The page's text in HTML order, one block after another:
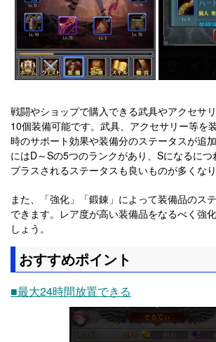
戦闘やショップで購入できる武具やアクセサ
10個装備可能です。武具、アクセサリー等を
時のサポート効果や装備分のステータスが追
にはD～Sの5つのランクがあり、Sになるにつ
プラスされるステータスも良いものが多くなり
また、「強化」「鍛錬」によって装備品のス
できます。レア度が高い装備品をなるべく強
しょう。
おすすめポイント
■最大24時間放置できる